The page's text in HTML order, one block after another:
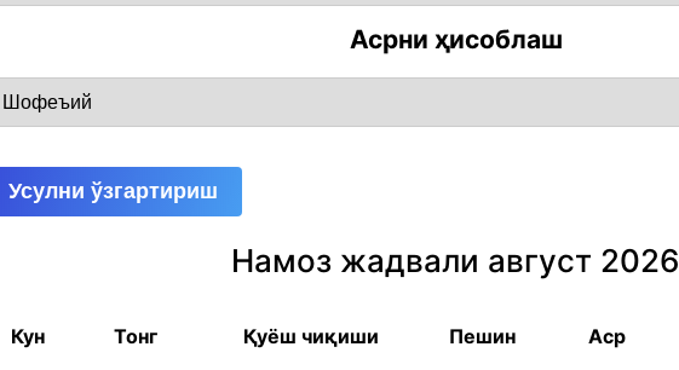
Асрни ҳисоблаш
Усулни ўзгартириш
Намоз жадвали август 2026
Кун Тонг Қуёш чиқиши Пешин Аср